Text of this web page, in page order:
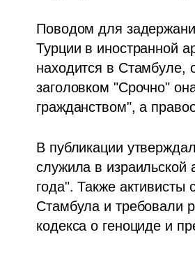
Поводом для
Турции в иностранной
находится в Стамбуле,
заголовком "Срочно"
гражданством", а
В публикации
служила в
года". Также активисты
Стамбула и требовали
кодекса о геноциде и